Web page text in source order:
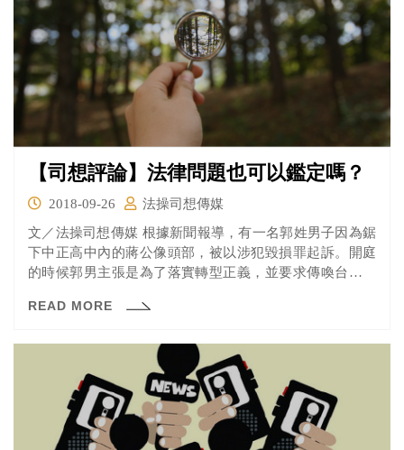
【司想評論】法律問題也可以鑑定嗎？
2018-09-26
法操司想傳媒
文／法操司想傳媒 根據新聞報導，有一名郭姓男子因為鋸
下中正高中內的蔣公像頭部，被以涉犯毀損罪起訴。開庭
的時候郭男主張是為了落實轉型正義，並要求傳喚台大歷
READ MORE